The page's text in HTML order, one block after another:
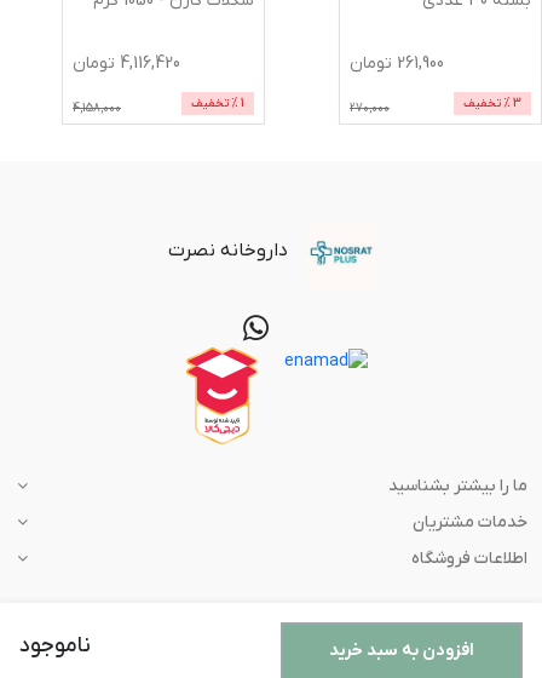
افزودن به سبد خرید ناموجود
261,900 تومان
3 % تخفیف 270,000
4,116,420 تومان
1 % تخفیف 4,158,000
داروخانه نصرت
ما را بیشتر بشناسید
خدمات مشتریان
اطلاعات فروشگاه